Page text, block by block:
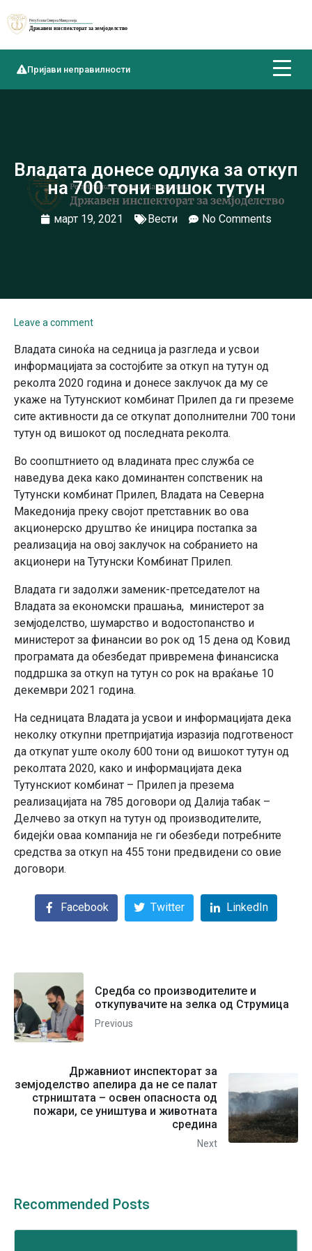
Пријави неправилности
Владата донесе одлука за откуп
на 700 тони вишок тутун
март 19, 2021 Вести No Comments
Leave a comment
Владата синоќа на седница ја разгледа и усвои
информацијата за состојбите за откуп на тутун од
реколта 2020 година и донесе заклучок да му се
укаже на Тутунскиот комбинат Прилеп да ги преземе
сите активности да се откупат дополнителни 700 тони
тутун од вишокот од последната реколта.
Во соопштнието од владината прес служба се
наведува дека како доминантен сопственик на
Тутунски комбинат Прилеп, Владата на Северна
Македонија преку својот претставник во ова
акционерско друштво ќе иницира постапка за
реализација на овој заклучок на собранието на
акционери на Тутунски Комбинат Прилеп.
Владата ги задолжи заменик-претседателот на
Владата за економски прашања, министерот за
земјоделство, шумарство и водостопанство и
министерот за финансии во рок од 15 дена од Ковид
програмата да обезбедат привремена финансиска
поддршка за откуп на тутун со рок на враќање 10
декември 2021 година.
На седницата Владата ја усвои и информацијата дека
неколку откупни претпријатија изразија подготвеност
да откупат уште околу 600 тони од вишокот тутун од
реколтата 2020, како и информацијата дека
Тутунскиот комбинат – Прилеп ја презема
реализацијата на 785 договори од Далија табак –
Делчево за откуп на тутун од производителите,
бидејќи оваа компанија не ги обезбеди потребните
средства за откуп на 455 тони предвидени со овие
договори.
Facebook Twitter LinkedIn
Средба со производителите и
откупувачите на зелка од Струмица
Previous
Државниот инспекторат за
земјоделство апелира да не се палат
стрништата – освен опасноста од
пожари, се уништува и животната
средина
Next
Recommended Posts